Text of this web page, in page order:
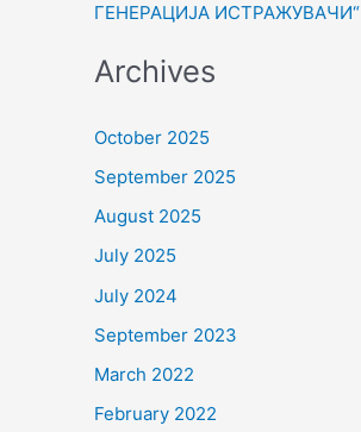
ГЕНЕРАЦИЈА ИСТРАЖУВАЧИ“
Archives
October 2025
September 2025
August 2025
July 2025
July 2024
September 2023
March 2022
February 2022